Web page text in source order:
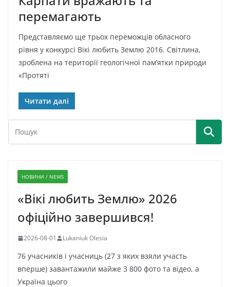
перемагають
Представляємо ще трьох переможців обласного
рівня у конкурсі Вікі любить Землю 2016. Світлина,
зроблена на території геологічної пам’ятки природи
«Протяті
Читати далі
НОВИНИ / NEWS
«Вікі любить Землю» 2026
офіційно завершився!
2026-08-01 Lukaniuk Olesia
76 учасників і учасниць (27 з яких взяли участь
вперше) завантажили майже 3 800 фото та відео, а
Україна цього